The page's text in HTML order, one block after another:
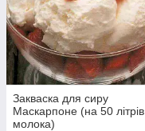
Закваска для сиру
Маскарпоне (на 50 літрів
молока)